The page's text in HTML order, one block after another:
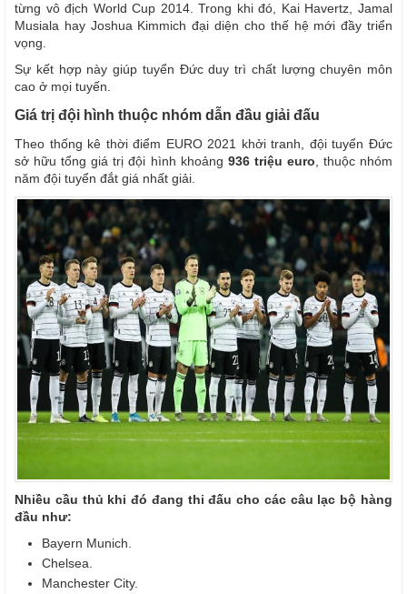
từng vô địch World Cup 2014. Trong khi đó, Kai Havertz, Jamal
Musiala hay Joshua Kimmich đại diện cho thế hệ mới đầy triển
vọng.
Sự kết hợp này giúp tuyển Đức duy trì chất lượng chuyên môn
cao ở mọi tuyến.
Giá trị đội hình thuộc nhóm dẫn đầu giải đấu
Theo thống kê thời điểm EURO 2021 khởi tranh, đội tuyển Đức
sở hữu tổng giá trị đội hình khoảng 936 triệu euro, thuộc nhóm
năm đội tuyển đắt giá nhất giải.
Nhiều cầu thủ khi đó đang thi đấu cho các câu lạc bộ hàng
đầu như:
Bayern Munich.
Chelsea.
Manchester City.